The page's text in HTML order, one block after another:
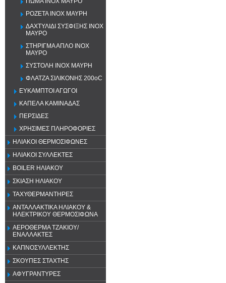
ΡΟΖΕΤΑ ΙΝΟΧ ΜΑΥΡΗ
ΔΑΧΤΥΛΙΔΙ ΣΥΣΦΙΞΗΣ ΙΝΟΧ
ΜΑΥΡΟ
ΣΤΗΡΙΓΜΑ ΑΠΛΟ ΙΝΟΧ
ΜΑΥΡΟ
ΣΥΣΤΟΛΗ ΙΝΟΧ ΜΑΥΡΗ
ΦΛΑΤΖΑ ΣΙΛΙΚΟΝΗΣ 200oC
ΕΥΚΑΜΠΤΟΙ ΑΓΩΓΟΙ
ΚΑΠΕΛΑ ΚΑΜΙΝΑΔΑΣ
ΠΕΡΣΙΔΕΣ
ΧΡΗΣΙΜΕΣ ΠΛΗΡΟΦΟΡΙΕΣ
ΗΛΙΑΚΟΙ ΘΕΡΜΟΣΙΦΩΝΕΣ
ΗΛΙΑΚΟΙ ΣΥΛΛΕΚΤΕΣ
BOILER ΗΛΙΑΚΟΥ
ΣΚΙΑΣΗ ΗΛΙΑΚΟΥ
ΤΑΧΥΘΕΡΜΑΝΤΗΡΕΣ
ΑΝΤΑΛΛΑΚΤΙΚΑ ΗΛΙΑΚΟΥ &
ΗΛΕΚΤΡΙΚΟΥ ΘΕΡΜΟΣΙΦΩΝΑ
ΑΕΡΟΘΕΡΜΑ ΤΖΑΚΙΟΥ/
ΕΝΑΛΛΑΚΤΕΣ
ΚΑΠΝΟΣΥΛΛΕΚΤΗΣ
ΣΚΟΥΠΕΣ ΣΤΑΧΤΗΣ
ΑΦΥΓΡΑΝΤΥΡΕΣ